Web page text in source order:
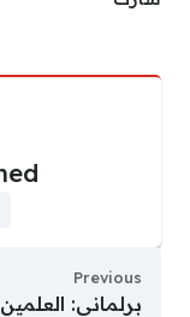
Previous
برلمانى: العلمين